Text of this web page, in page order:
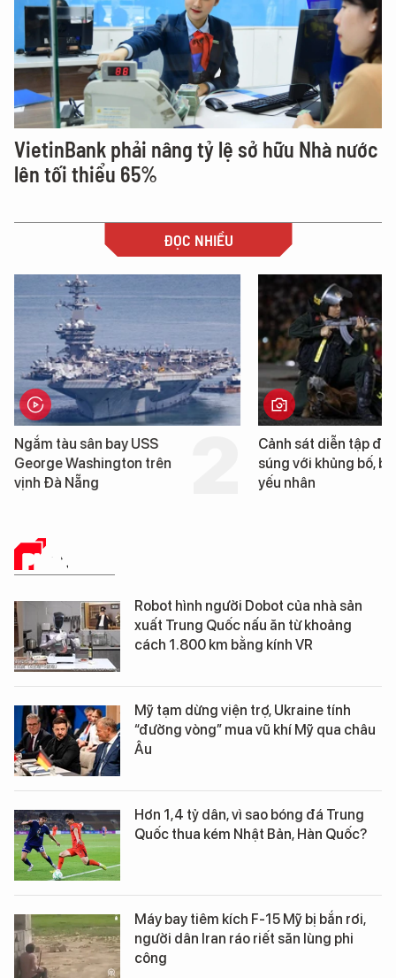
VietinBank phải nâng tỷ lệ sở hữu Nhà nước
lên tối thiểu 65%
ĐỌC NHIỀU
Cảnh sát diễn tập đấu
súng với khủng bố, bảo vệ
yếu nhân
Cận cảnh chiến hạm
tống tàu sân bay USS
George Washington
PHÂN TÍCH
Robot hình người Dobot của nhà sản
xuất Trung Quốc nấu ăn từ khoảng
cách 1.800 km bằng kính VR
Mỹ tạm dừng viện trợ, Ukraine tính
“đường vòng” mua vũ khí Mỹ qua châu
Âu
Hơn 1,4 tỷ dân, vì sao bóng đá Trung
Quốc thua kém Nhật Bản, Hàn Quốc?
Máy bay tiêm kích F-15 Mỹ bị bắn rơi,
người dân Iran ráo riết săn lùng phi
công